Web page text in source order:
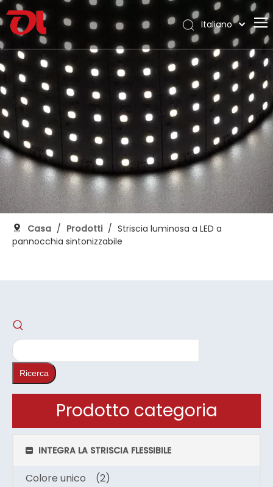
Casa
Chi siamo
Prodotti
Applicazione
Supporto
Scarica
Blog
Contatto
Italiano
العربية
Français
Pусский
Español
Português
Deutsch
日本語
한국어
Nederlands
Casa / Prodotti / Striscia luminosa a LED a
pannocchia sintonizzabile
Ricerca
Prodotto categoria
INTEGRA LA STRISCIA FLESSIBILE
Colore unico
(2)